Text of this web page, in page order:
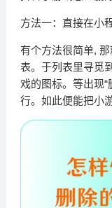
方法一：直接在小
有个方法很简单,
表。于列表里寻觅
戏的图标。等出现
行。如此便能把小